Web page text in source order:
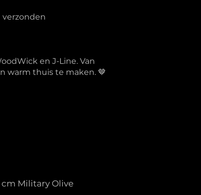
verzonden
en J-Line. Van
warm thuis te maken. 🤎
cm Military Olive